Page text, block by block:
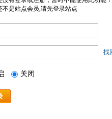
不是站点会员,请先登录站点
找
关闭